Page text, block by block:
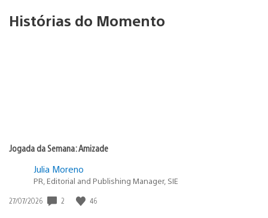
Histórias do Momento
Jogada da Semana: Amizade
Julia Moreno
PR, Editorial and Publishing Manager, SIE
Data
27/07/2026 2 46